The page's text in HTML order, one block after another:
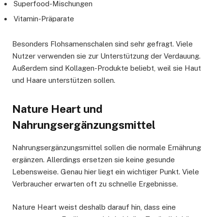
Superfood-Mischungen
Vitamin-Präparate
Besonders Flohsamenschalen sind sehr gefragt. Viele
Nutzer verwenden sie zur Unterstützung der Verdauung.
Außerdem sind Kollagen-Produkte beliebt, weil sie Haut
und Haare unterstützen sollen.
Nature Heart und
Nahrungsergänzungsmittel
Nahrungsergänzungsmittel sollen die normale Ernährung
ergänzen. Allerdings ersetzen sie keine gesunde
Lebensweise. Genau hier liegt ein wichtiger Punkt. Viele
Verbraucher erwarten oft zu schnelle Ergebnisse.
Nature Heart weist deshalb darauf hin, dass eine